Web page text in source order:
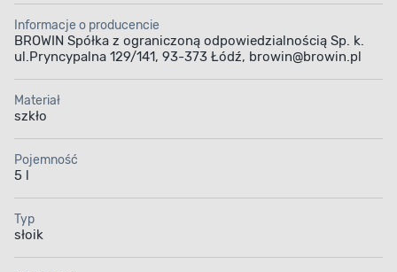
Informacje o producencie
BROWIN Spółka z ograniczoną odpowiedzialnością Sp. k.
ul.Pryncypalna 129/141, 93-373 Łódź, browin@browin.pl
Materiał
szkło
Pojemność
5 l
Typ
słoik